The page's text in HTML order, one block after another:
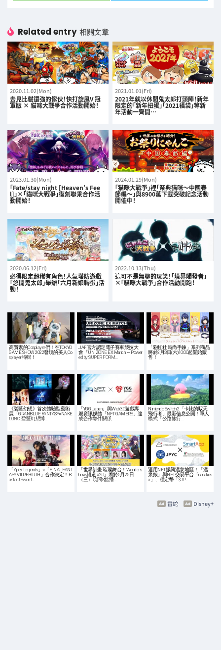
Related entry 相關文章
2020.11.02(Mon)
去見比貓還強的傢伙！快打旋風V 冠
軍版 × 貓咪大戰爭合作活動開始！
2021.01.01(Fri)
2021年就以休閒鬼太郎打頭陣！新年
限定的「新年扭蛋」「2021福袋」等新
年活動一齊開…
2023.01.30(Mon)
「Fate/stay night [Heaven's Fee
l]」×「貓咪大戰爭」復刻聯乘合作活
動開始！
2024.01.29(Mon)
「猫咪大戰爭」裡「祭典猫咪～中國春
節編～」與8900萬下載突破記念活動
開催中！
2020.06.12(Fri)
必得限定超稀有角色！人氣塔防遊戲
「悠閒鬼太郎」舉辦「六月新娘轉蛋」活
動！
2022.10.13(Thu)
這可不是無聊的玩笑！「境界觸發者」
×「貓咪大戰爭」合作活動開跑！
高質素的Cosplayer們！在TOKYO
GAME SHOW 2022發現的美人Co
splayer特輯！
JAF官方認定電子賽車競技大
會「UNIZONE EX Match ～Power
ed by SUPER FORM…
「彩虹社 時尚手鍊」系列商品
將於2月3日(六)10:00起開始販
售！
《碧藍幻想》首次體驗型藝術
展「GRANBLUE FANTASY×NAKE
D, INC. 碧藍幻想博…
「YGG Japan」與Web3.0遊戲專
屬資訊媒體「NFT GAMER’S」達
成合作夥伴關係
Nintendo Switch 2「卡比的馭天
飛行者」最新信息公開！單人
模式「公路旅行…
「Apex Legends」×「FINAL FANT
ASY VII REBIRTH」合作決定！B
astard Sword…
「世界計畫 璀璨舞台！Wonders
how 頻道 #20」將於5月25日
（三）晚間8點播…
運用NFT振興溫泉地區！「溫
泉娘」與NFT交易平台「nanakus
a」、穩定幣「$JP…
Disney+
雷蛇